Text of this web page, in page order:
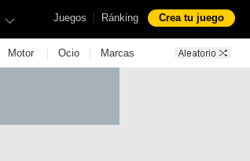
Juegos | Ránking Crea tu juego
Motor | Ocio | Marcas